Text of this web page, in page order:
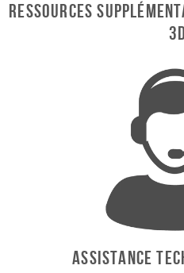
Ressources
3D
ASSISTANCE